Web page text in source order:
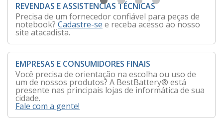
REVENDAS E ASSISTENCIAS TÉCNICAS
Precisa de um fornecedor confiável para peças de
notebook? Cadastre-se e receba acesso ao nosso
site atacadista.
EMPRESAS E CONSUMIDORES FINAIS
Você precisa de orientação na escolha ou uso de
um de nossos produtos? A BestBattery® está
presente nas principais lojas de informática de sua
cidade.
Fale com a gente!